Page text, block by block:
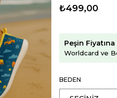
₺499,00
Peşin
Worldcard ve
BEDEN